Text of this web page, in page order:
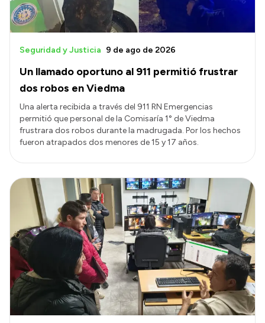
Boletín Oficial
Compras y licitaciones
Consulta de expedientes
Convocatorias
Intranet
Login
Un llamado oportuno al 911 permitió frustrar
dos robos en Viedma
Seguridad y Justicia 9 de ago de 2026
Una alerta recibida a través del 911 RN Emergencias
permitió que personal de la Comisaría 1° de Viedma
frustrara dos robos durante la madrugada. Por los hechos
fueron atrapados dos menores de 15 y 17 años.